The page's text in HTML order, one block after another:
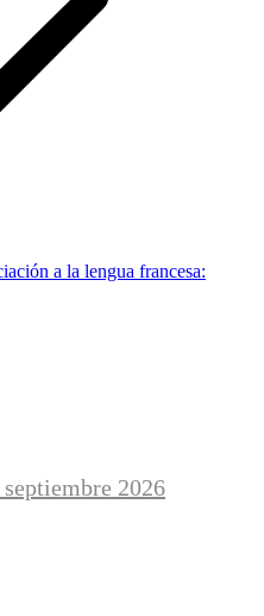
a la lengua francesa:
2026